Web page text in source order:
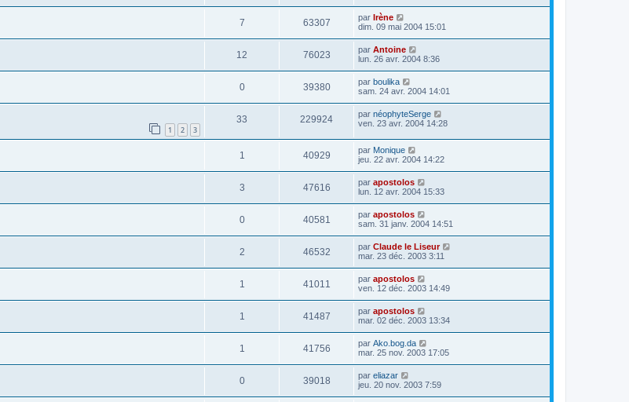
7 63307 par Irène
dim. 09 mai 2004 15:01
12 76023 par Antoine
lun. 26 avr. 2004 8:36
0 39380 par boulika
sam. 24 avr. 2004 14:01
1 2 3
33 229924 par néophyteSerge
ven. 23 avr. 2004 14:28
1 40929 par Monique
jeu. 22 avr. 2004 14:22
3 47616 par apostolos
lun. 12 avr. 2004 15:33
0 40581 par apostolos
sam. 31 janv. 2004 14:51
2 46532 par Claude le Liseur
mar. 23 déc. 2003 3:11
1 41011 par apostolos
ven. 12 déc. 2003 14:49
1 41487 par apostolos
mar. 02 déc. 2003 13:34
1 41756 par Ako.bog.da
mar. 25 nov. 2003 17:05
0 39018 par eliazar
jeu. 20 nov. 2003 7:59